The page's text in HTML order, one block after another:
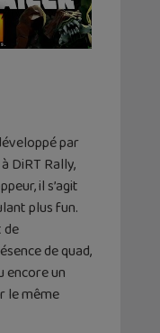
par
DiRT Rally,
il s’agit
plus fun.
de
de quad,
encore un
le même